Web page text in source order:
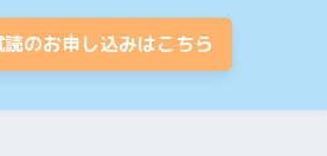
のお申し込みはこちら